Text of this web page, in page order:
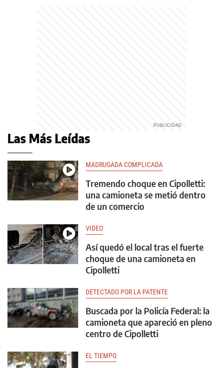
Las Más Leídas
MADRUGADA COMPLICADA
Tremendo choque en Cipolletti:
una camioneta se metió dentro
de un comercio
VIDEO
Así quedó el local tras el fuerte
choque de una camioneta en
Cipolletti
DETECTADO POR LA PATENTE
Buscada por la Policía Federal: la
camioneta que apareció en pleno
centro de Cipolletti
EL TIEMPO